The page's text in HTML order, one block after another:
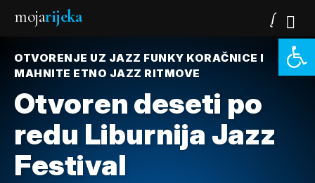
mojarijeka
OTVORENJE UZ JAZZ FUNKY KORAČNICE I
MAHNITE ETNO JAZZ RITMOVE
Otvoren deseti po
redu Liburnija Jazz
Festival